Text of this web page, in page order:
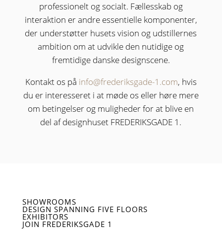
professionelt og socialt. Fællesskab og
interaktion er andre essentielle komponenter,
der understøtter husets vision og udstillernes
ambition om at udvikle den nutidige og
fremtidige danske designscene.
Kontakt os på info@frederiksgade-1.com, hvis
du er interesseret i at møde os eller høre mere
om betingelser og muligheder for at blive en
del af designhuset FREDERIKSGADE 1.
SHOWROOMS
DESIGN SPANNING FIVE FLOORS
EXHIBITORS
JOIN FREDERIKSGADE 1